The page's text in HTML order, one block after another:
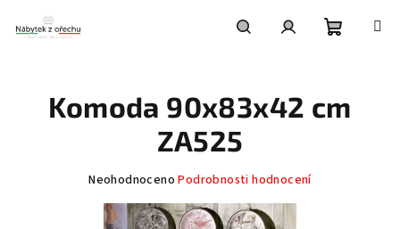
obsah
košík
Komoda 90x83x42 cm
ZA525
Průměrné
produktu
Neohodnoceno Podrobnosti hodnocení